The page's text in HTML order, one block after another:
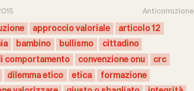
Anticorruzione
approccio valoriale
articolo 12
bambino bullismo
cittadino
comportamento
convenzione onu
crc
dilemma etico etica
formazione